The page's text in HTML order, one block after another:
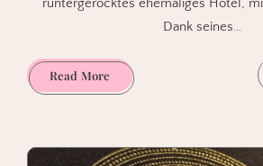
runtergerocktes ehemaliges Hotel,
Dank seines…
Read MoreT(r)oll.
Die
von